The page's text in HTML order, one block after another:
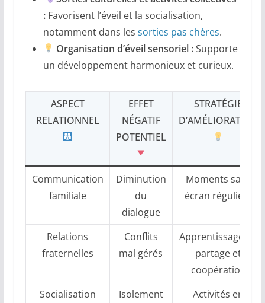
:Favorisent l’éveil et la socialisation,
notamment dans les sorties pas chères.
Organisation d’éveil sensoriel :Supporte
un développement harmonieux et curieux.
ASPECT
RELATIONNEL
EFFET
NÉGATIF
POTENTIEL
STRATÉGIE
D’AMÉLIORATION
Communication
familiale
Diminution
du
dialogue
Moments sans
écran réguliers
Relations
fraternelles
Conflits
mal gérés
Apprentissage du
partage et
coopération
Socialisation
Isolement
Activités en